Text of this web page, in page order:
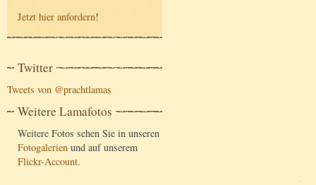
Jetzt hier anfordern!
Twitter
Tweets von @prachtlamas
Weitere Lamafotos
Weitere Fotos sehen Sie in unseren
Fotogalerien und auf unserem
Flickr-Account.